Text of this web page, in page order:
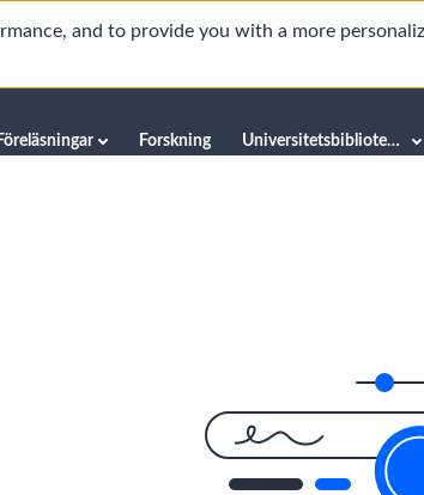
and to provide you with a more
Föreläsningar Forskning Universitetsbiblioteket